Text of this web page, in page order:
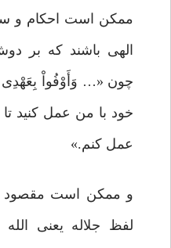
ممکن است احکام و
الهی باشند که بر
خود با من عمل کنید
عمل کنم.»
و ممکن است مقصود
لفظ جلاله یعنی